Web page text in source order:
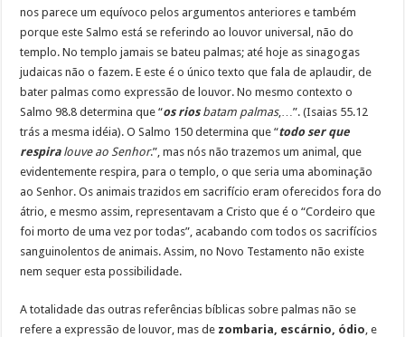
nos parece um equívoco pelos argumentos anteriores e também
porque este Salmo está se referindo ao louvor universal, não do
templo. No templo jamais se bateu palmas; até hoje as sinagogas
judaicas não o fazem. E este é o único texto que fala de aplaudir, de
bater palmas como expressão de louvor. No mesmo contexto o
Salmo 98.8 determina que “os riosbatam palmas,…”. (Isaias 55.12
trás a mesma idéia). O Salmo 150 determina que “todo ser que
respiralouve ao Senhor.”, mas nós não trazemos um animal, que
evidentemente respira, para o templo, o que seria uma abominação
ao Senhor. Os animais trazidos em sacrifício eram oferecidos fora do
átrio, e mesmo assim, representavam a Cristo que é o “Cordeiro que
foi morto de uma vez por todas”, acabando com todos os sacrifícios
sanguinolentos de animais. Assim, no Novo Testamento não existe
nem sequer esta possibilidade.
A totalidade das outras referências bíblicas sobre palmas não se
refere a expressão de louvor, mas de zombaria, escárnio, ódio , e